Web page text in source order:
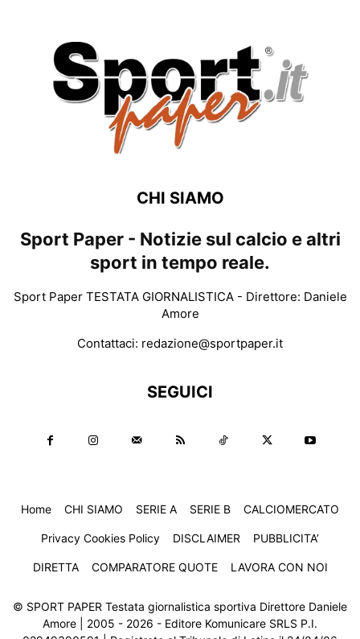
CHI SIAMO
Sport Paper - Notizie sul calcio e altri
sport in tempo reale.
Sport Paper TESTATA GIORNALISTICA - Direttore: Daniele
Amore
Contattaci: redazione@sportpaper.it
SEGUICI
Home CHI SIAMO SERIE A SERIE B CALCIOMERCATO
Privacy Cookies Policy DISCLAIMER PUBBLICITA’
DIRETTA COMPARATORE QUOTE LAVORA CON NOI
© SPORT PAPER Testata giornalistica sportiva Direttore Daniele
Amore | 2005 - 2026 - Editore Komunicare SRLS P.I.